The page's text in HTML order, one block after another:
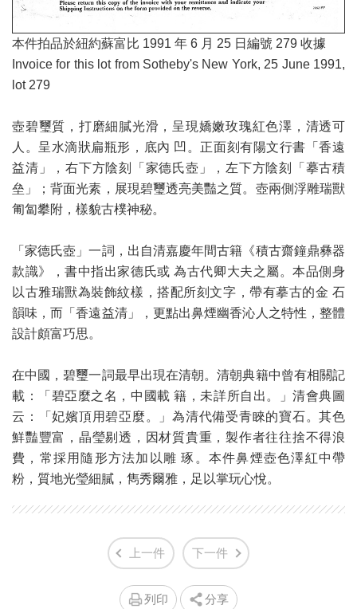
本件拍品於紐約蘇富比 1991 年 6 月 25 日編號 279 收據
Invoice for this lot from Sotheby's New York, 25 June 1991,
lot 279
壺碧璽質，打磨細膩光滑，呈現嬌嫩玫瑰紅色澤，清透可
人。呈水滴狀扁瓶形，底內 凹。正面刻有陽文行書「香遠
益清」，右下方陰刻「家德氏壺」，左下方陰刻「摹古積
垒」；背面光素，展現碧璽透亮美豔之質。壺兩側浮雕瑞獸
匍匐攀附，樣貌古樸神秘。
「家德氏壺」一詞，出自清嘉慶年間古籍《積古齋鐘鼎彝器
款識》，書中指出家德氏或 為古代卿大夫之屬。本品側身
以古雅瑞獸為裝飾紋樣，搭配所刻文字，帶有摹古的金 石
韻味，而「香遠益清」，更點出鼻煙幽香沁人之特性，整體
設計頗富巧思。
在中國，碧璽一詞最早出現在清朝。清朝典籍中曾有相關記
載：「碧亞麼之名，中國載 籍，未詳所自出。」清會典圖
云：「妃嬪頂用碧亞麼。」為清代備受青睞的寶石。其色
鮮豔豐富，晶瑩剔透，因材質貴重，製作者往往捨不得浪
費，常採用隨形方法加以雕 琢。本件鼻煙壺色澤紅中帶
粉，質地光瑩細膩，雋秀爾雅，足以掌玩心悅。
上一件 下一件
列印 分享